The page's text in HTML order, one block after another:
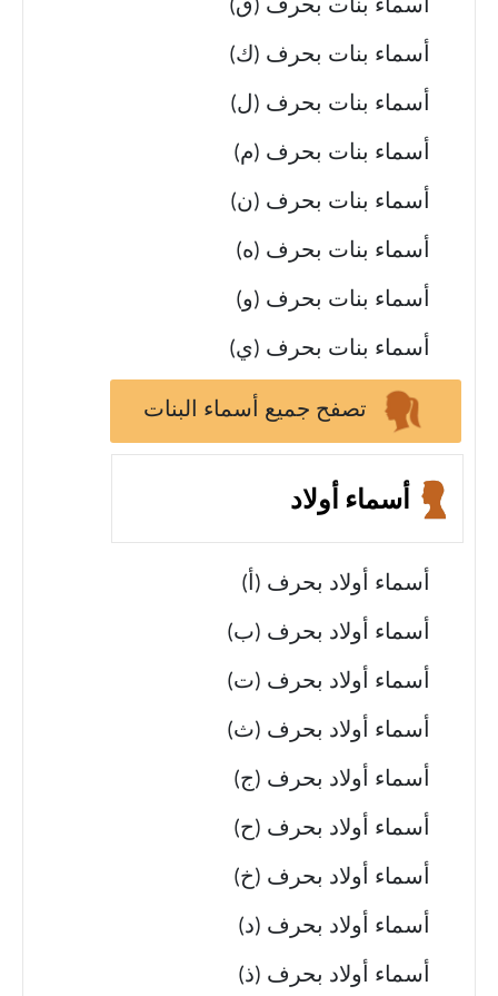
أسماء بنات بحرف (ق)
أسماء بنات بحرف (ك)
أسماء بنات بحرف (ل)
أسماء بنات بحرف (م)
أسماء بنات بحرف (ن)
أسماء بنات بحرف (ه)
أسماء بنات بحرف (و)
أسماء بنات بحرف (ي)
تصفح جميع أسماء البنات
أسماء أولاد
أسماء أولاد بحرف (أ)
أسماء أولاد بحرف (ب)
أسماء أولاد بحرف (ت)
أسماء أولاد بحرف (ث)
أسماء أولاد بحرف (ج)
أسماء أولاد بحرف (ح)
أسماء أولاد بحرف (خ)
أسماء أولاد بحرف (د)
أسماء أولاد بحرف (ذ)